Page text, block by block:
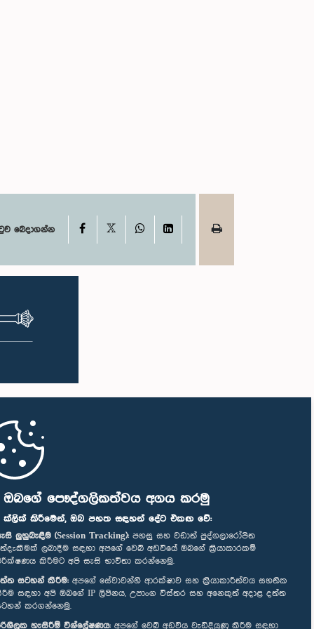
ඔබගේ පෞද්ගලිකත්වය අගය කරමු
ක්ලික් කිරීමෙන්, ඔබ පහත සඳහන් දේට එකඟ වේ:
ලුහුබැඳීම (Session Tracking): පහසු සහ වඩාත් පුද්ගලාරෝපිත
ලබාදීම සඳහා අපගේ වෙබ් අඩවියේ ඔබගේ ක්‍රියාකාරකම්
කිරීමට අපි සැසි භාවිතා කරන්නෙමු.
සටහන් කිරීම: අපගේ සේවාවන්හි ආරක්ෂාව සහ ක්‍රියාකාරීත්වය සහතික
සඳහා අපි ඔබගේ IP ලිපිනය, උපාංග විස්තර සහ අනෙකුත් අදාළ දත්ත
කරගන්නෙමු.
හැසිරීම් විශ්ලේෂණය: අපගේ වෙබ් අඩවිය වැඩිදියුණු කිරීම සඳහා
බෙදාගන්න Facebook WhatsAppLinkedIn